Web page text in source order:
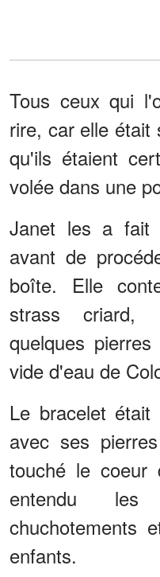
Tous ceux qui
rire, car elle était
qu'ils étaient
volée dans une
Janet les a fait
avant de
boîte. Elle
strass criard,
quelques
vide d'eau de
Le bracelet
avec ses
touché le
entendu les
chuchotements
enfants.